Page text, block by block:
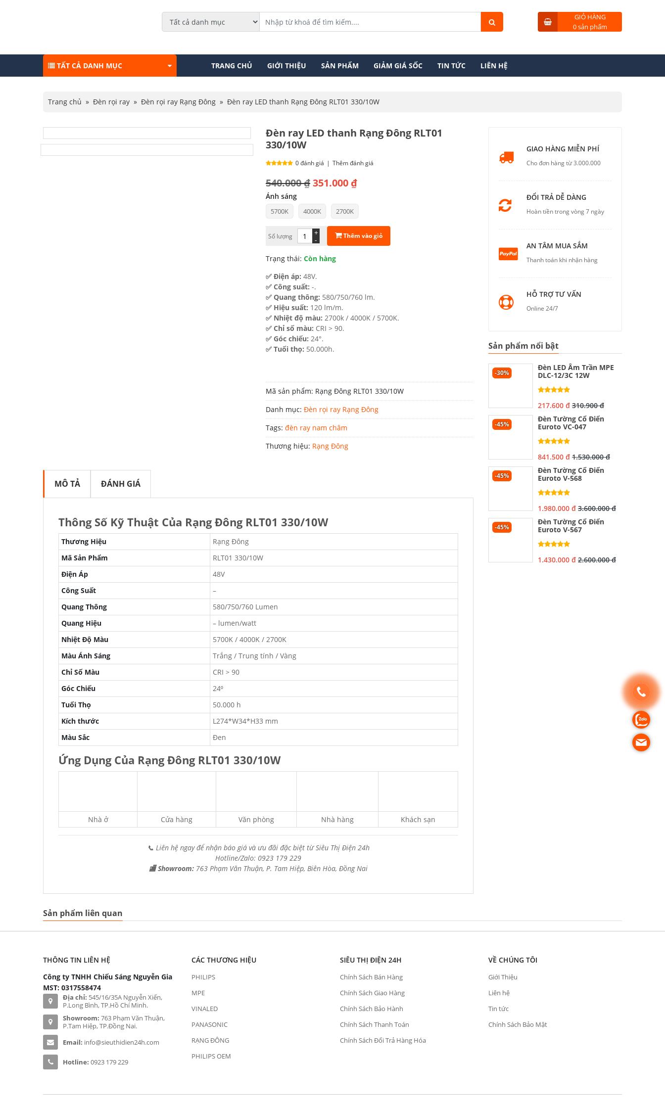
GIỎ HÀNG
0 sản phẩm
TẤT CẢ DANH MỤC TRANG CHỦ GIỚI THIỆU SẢN PHẨM GIẢM GIÁ SỐC TIN TỨC LIÊN HỆ
Trang chủ » Đèn rọi ray » Đèn rọi ray Rạng Đông » Đèn ray LED thanh Rạng Đông RLT01 330/10W
Đèn ray LED thanh Rạng Đông RLT01
330/10W
0 đánh giá | Thêm đánh giá
540.000₫
Giá
gốc
là:
540.000 ₫.
351.000 ₫
Giá
hiện
tại
351.000 ₫.
Ánh sáng
5700K 4000K 2700K
Số lượng -
+ Thêm vào giỏ
Trạng thái: Còn hàng
✅ Điện áp: 48V.
✅ Công suất: -.
✅ Quang thông: 580/750/760 lm.
✅ Hiệu suất: 120 lm/m.
✅ Nhiệt độ màu: 2700k / 4000K / 5700K.
✅ Chỉ số màu: CRI > 90.
✅ Góc chiếu: 24°.
✅ Tuổi thọ: 50.000h.
Mã sản phẩm: Rạng Đông RLT01 330/10W
Danh mục: Đèn rọi ray Rạng Đông
Tags: đèn ray nam châm
Thương hiệu: Rạng Đông
MÔ TẢ ĐÁNH GIÁ
Thông Số Kỹ Thuật Của Rạng Đông RLT01 330/10W
Thương Hiệu
Rạng Đông
Mã Sản Phẩm
RLT01 330/10W
Điện Áp
48V
Công Suất
–
Quang Thông
580/750/760 Lumen
Quang Hiệu
– lumen/watt
Nhiệt Độ Màu
5700K / 4000K / 2700K
Màu Ánh Sáng
Trắng / Trung tính / Vàng
Chỉ Số Màu
CRI > 90
Góc Chiếu
24⁰
Tuổi Thọ
50.000 h
Kích thước
L274*W34*H33 mm
Màu Sắc
Đen
Ứng Dụng Của Rạng Đông RLT01 330/10W
Nhà ở Cửa hàng Văn phòng Nhà hàng Khách sạn
📞 Liên hệ ngay để nhận báo giá và ưu đãi đặc biệt từ Siêu Thị Điện 24h
Hotline/Zalo: 0923 179 229
🏬 Showroom: 763 Phạm Văn Thuận, P. Tam Hiệp, Biên Hòa, Đồng Nai
GIAO HÀNG MIỄN PHÍ
Cho đơn hàng từ 3.000.000
ĐỔI TRẢ DỄ DÀNG
Hoàn tiền trong vòng 7 ngày
AN TÂM MUA SẮM
Thanh toán khi nhận hàng
HỖ TRỢ TƯ VẤN
Online 24/7
Sản phẩm nổi bật
-30%
Đèn LED Âm Trần MPE
DLC-12/3C 12W
217.600 đ 310.900 đ
-45%
Đèn Tường Cổ Điển
Euroto VC-047
841.500 đ 1.530.000 đ
-45%
Đèn Tường Cổ Điển
Euroto V-568
1.980.000 đ 3.600.000 đ
-45%
Đèn Tường Cổ Điển
Euroto V-567
1.430.000 đ 2.600.000 đ
Sản phẩm liên quan
THÔNG TIN LIÊN HỆ
Công ty TNHH Chiếu Sáng Nguyễn Gia
MST: 0317558474
Địa chỉ: 545/16/35A Nguyễn Xiển,
P.Long Bình, TP.Hồ Chí Minh.
Showroom: 763 Phạm Văn Thuận,
P.Tam Hiệp, TP.Đồng Nai.
Email: info@sieuthidien24h.com
Hotline: 0923 179 229
CÁC THƯƠNG HIỆU
PHILIPS
MPE
VINALED
PANASONIC
RẠNG ĐÔNG
PHILIPS OEM
SIÊU THỊ ĐIỆN 24H
Chính Sách Bán Hàng
Chính Sách Giao Hàng
Chính Sách Bảo Hành
Chính Sách Thanh Toán
Chính Sách Đổi Trả Hàng Hóa
VỀ CHÚNG TÔI
Giới Thiệu
Liên hệ
Tin tức
Chính Sách Bảo Mật